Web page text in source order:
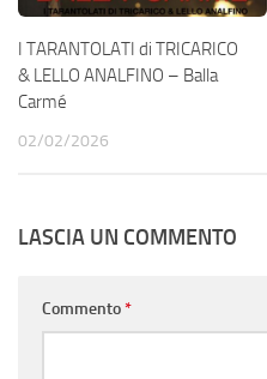
I TARANTOLATI di TRICARICO
& LELLO ANALFINO – Balla
Carmé
02/02/2026
LASCIA UN COMMENTO
Commento*